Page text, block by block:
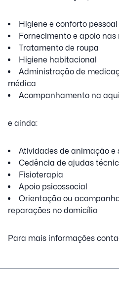
Higiene e conforto pessoal
Fornecimento e apoio nas
Tratamento de roupa
Higiene habitacional
Administração de
médica
Acompanhamento na
e ainda:
Atividades de animação e
Cedência de ajudas
Fisioterapia
Apoio psicossocial
Orientação ou
reparações no domicílio
Para mais informações